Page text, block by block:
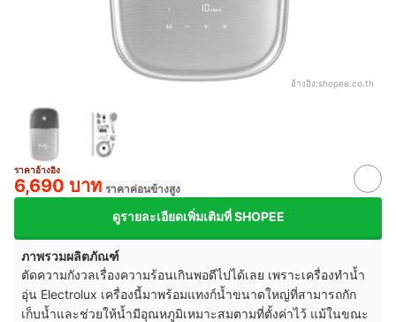
อ้างอิง:shopee.co.th
ราคาอ้างอิง
6,690 บาท ราคาค่อนข้างสูง
ดูรายละเอียดเพิ่มเติมที่ SHOPEE
ภาพรวมผลิตภัณฑ์
ตัดความกังวลเรื่องความร้อนเกินพอดีไปได้เลย เพราะเครื่องทำน้ำ
อุ่น Electrolux เครื่องนี้มาพร้อมแทงก์น้ำขนาดใหญ่ที่สามารถกัก
เก็บน้ำและช่วยให้น้ำมีอุณหภูมิเหมาะสมตามที่ตั้งค่าไว้ แม้ในขณะ